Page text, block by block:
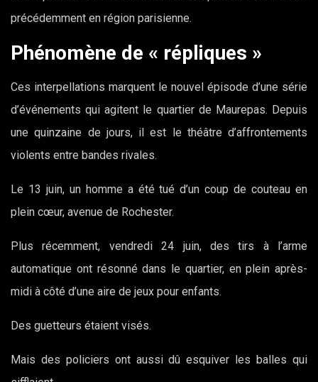
précédemment en région parisienne.
Phénomène de « répliques »
Ces interpellations marquent le nouvel épisode d’une série
d’événements qui agitent le quartier de Maurepas. Depuis
une quinzaine de jours, il est le théâtre d’affrontements
violents entre bandes rivales.
Le 13 juin, un homme a été tué d’un coup de couteau en
plein cœur, avenue de Rochester.
Plus récemment, vendredi 24 juin, des tirs à l’arme
automatique ont résonné dans le quartier, en plein après-
midi à côté d’une aire de jeux pour enfants.
Des guetteurs étaient visés.
Mais des policiers ont aussi dû esquiver les balles qui